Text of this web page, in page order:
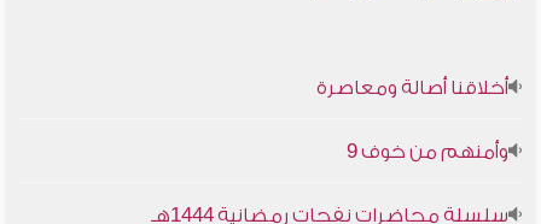
أخلاقنا أصالة ومعاصرة
وأمنهم من خوف 9
سلسلة محاضرات نفحات رمضانية 1444هـ